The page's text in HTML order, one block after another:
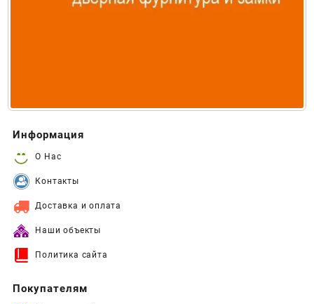
Информация
О Нас
Контакты
Доставка и оплата
Наши объекты
Политика сайта
Покупателям